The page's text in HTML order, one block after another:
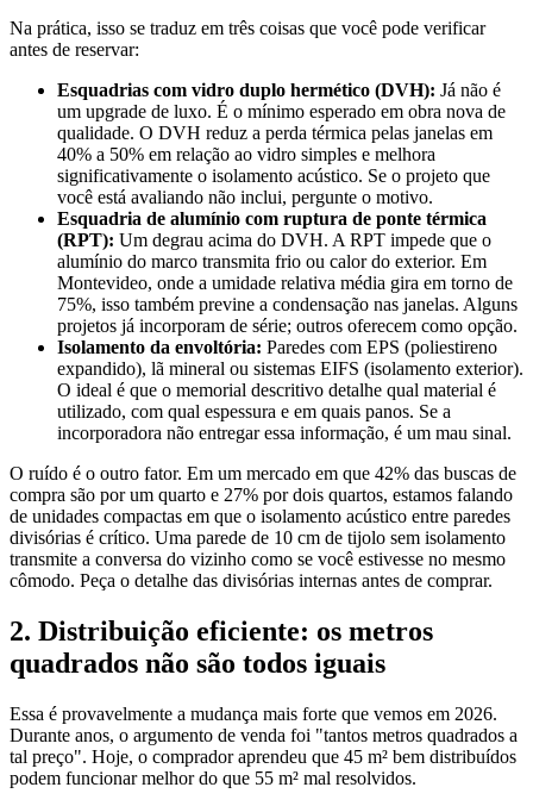
Na prática, isso se traduz em três coisas que você pode verificar
antes de reservar:
Esquadrias com vidro duplo hermético (DVH): Já não é
um upgrade de luxo. É o mínimo esperado em obra nova de
qualidade. O DVH reduz a perda térmica pelas janelas em
40% a 50% em relação ao vidro simples e melhora
significativamente o isolamento acústico. Se o projeto que
você está avaliando não inclui, pergunte o motivo.
Esquadria de alumínio com ruptura de ponte térmica
(RPT): Um degrau acima do DVH. A RPT impede que o
alumínio do marco transmita frio ou calor do exterior. Em
Montevideo, onde a umidade relativa média gira em torno de
75%, isso também previne a condensação nas janelas. Alguns
projetos já incorporam de série; outros oferecem como opção.
Isolamento da envoltória: Paredes com EPS (poliestireno
expandido), lã mineral ou sistemas EIFS (isolamento exterior).
O ideal é que o memorial descritivo detalhe qual material é
utilizado, com qual espessura e em quais panos. Se a
incorporadora não entregar essa informação, é um mau sinal.
O ruído é o outro fator. Em um mercado em que 42% das buscas de
compra são por um quarto e 27% por dois quartos, estamos falando
de unidades compactas em que o isolamento acústico entre paredes
divisórias é crítico. Uma parede de 10 cm de tijolo sem isolamento
transmite a conversa do vizinho como se você estivesse no mesmo
cômodo. Peça o detalhe das divisórias internas antes de comprar.
2. Distribuição eficiente: os metros
quadrados não são todos iguais
Essa é provavelmente a mudança mais forte que vemos em 2026.
Durante anos, o argumento de venda foi "tantos metros quadrados a
tal preço". Hoje, o comprador aprendeu que 45 m² bem distribuídos
podem funcionar melhor do que 55 m² mal resolvidos.